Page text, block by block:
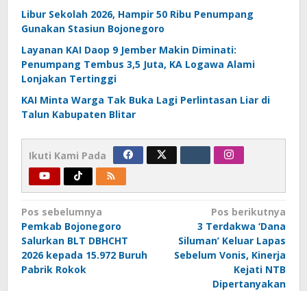
Libur Sekolah 2026, Hampir 50 Ribu Penumpang
Gunakan Stasiun Bojonegoro
Layanan KAI Daop 9 Jember Makin Diminati:
Penumpang Tembus 3,5 Juta, KA Logawa Alami
Lonjakan Tertinggi
KAI Minta Warga Tak Buka Lagi Perlintasan Liar di
Talun Kabupaten Blitar
Ikuti Kami Pada
Navigasi
pos
Pos sebelumnya
Pemkab Bojonegoro
Salurkan BLT DBHCHT
2026 kepada 15.972 Buruh
Pabrik Rokok
Pos berikutnya
3 Terdakwa ‘Dana
Siluman’ Keluar Lapas
Sebelum Vonis, Kinerja
Kejati NTB
Dipertanyakan